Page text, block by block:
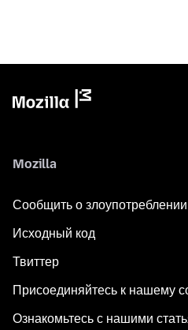
Mozilla
Сообщить о
Исходный код
Твиттер
Присоединяйтесь к нашему
Ознакомьтесь с нашими